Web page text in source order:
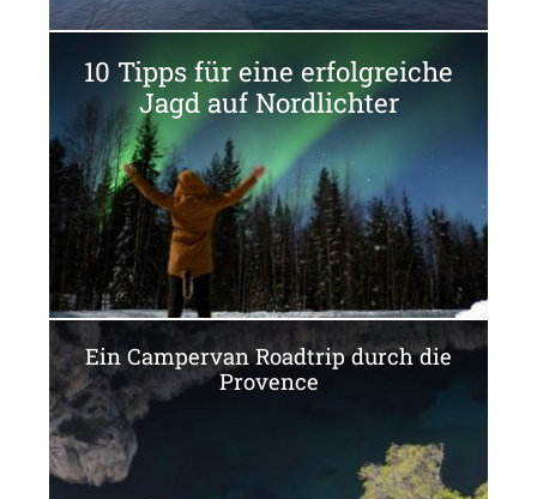
10 Tipps für eine erfolgreiche
Jagd auf Nordlichter
Ein Campervan Roadtrip durch die
Provence